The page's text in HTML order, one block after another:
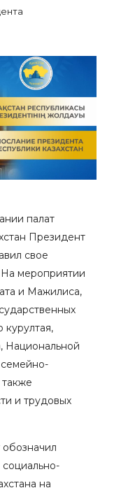
палат
Президент
свое
мероприятии
и Мажилиса,
курултая,
Национальной
и трудовых
на